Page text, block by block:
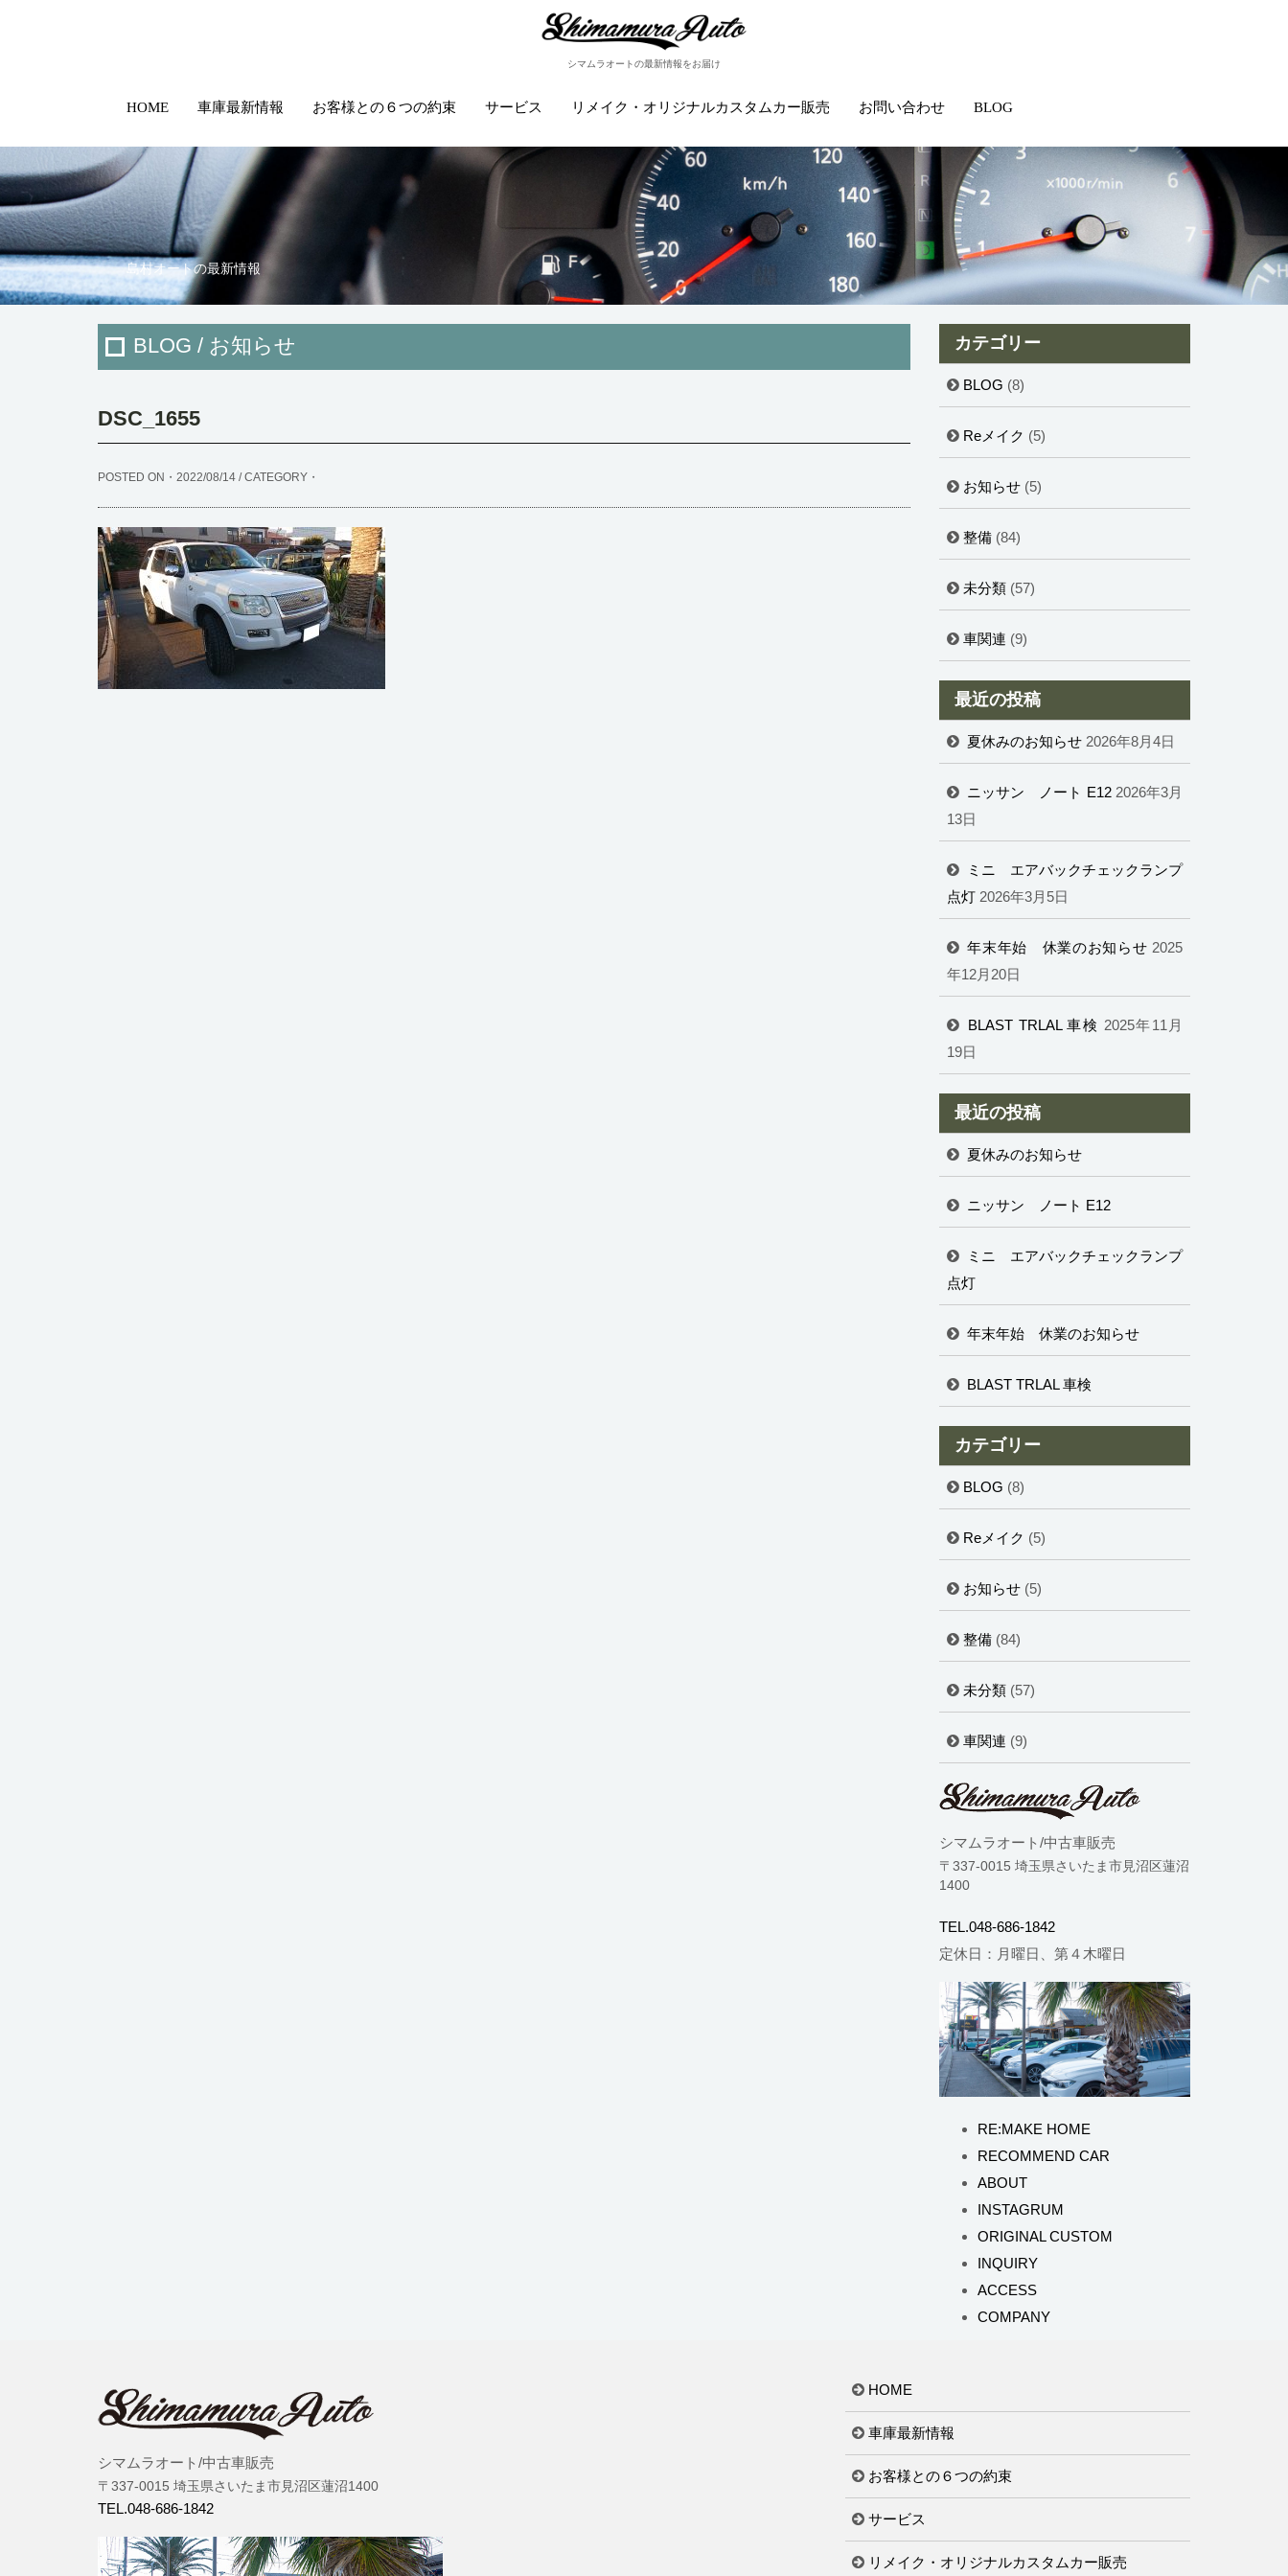
シマムラオートの最新情報をお届け
HOME 車庫最新情報 お客様との６つの約束 サービス リメイク・オリジナルカスタムカー販売 お問い合わせ BLOG
島村オートの最新情報
BLOG / お知らせ
DSC_1655
POSTED ON・2022/08/14 / CATEGORY・
カテゴリー
BLOG (8)
Reメイク (5)
お知らせ(5)
整備(84)
未分類(57)
車関連 (9)
最近の投稿
夏休みのお知らせ 2026年8月4日
ニッサン ノート E12 2026年3月
13日
ミニ エアバックチェックランプ
点灯 2026年3月5日
年末年始 休業のお知らせ 2025
年12月20日
BLAST TRLAL 車検 2025年11月
19日
最近の投稿
夏休みのお知らせ
ニッサン ノート E12
ミニ エアバックチェックランプ
点灯
年末年始 休業のお知らせ
BLAST TRLAL 車検
カテゴリー
BLOG (8)
Reメイク (5)
お知らせ(5)
整備(84)
未分類(57)
車関連 (9)
シマムラオート/中古車販売
〒337-0015 埼玉県さいたま市見沼区蓮沼
1400
TEL.048-686-1842
定休日：月曜日、第４木曜日
RE:MAKE HOME
RECOMMEND CAR
ABOUT
INSTAGRUM
ORIGINAL CUSTOM
INQUIRY
ACCESS
COMPANY
シマムラオート/中古車販売
〒337-0015 埼玉県さいたま市見沼区蓮沼1400
TEL.048-686-1842
HOME
車庫最新情報
お客様との６つの約束
サービス
リメイク・オリジナルカスタムカー販売